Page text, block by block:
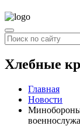
Хлебные
Главная
Новости
Минобороны